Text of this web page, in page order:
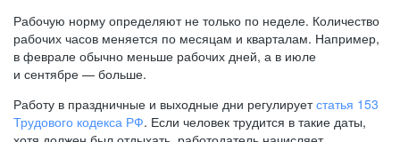
Рабочую норму определяют не только по неделе. Количество
рабочих часов меняется по месяцам и кварталам. Например,
в феврале обычно меньше рабочих дней, а в июле
и сентябре — больше.
Работу в праздничные и выходные дни регулируетстатья 153
Трудового кодекса РФ. Если человек трудится в такие даты,